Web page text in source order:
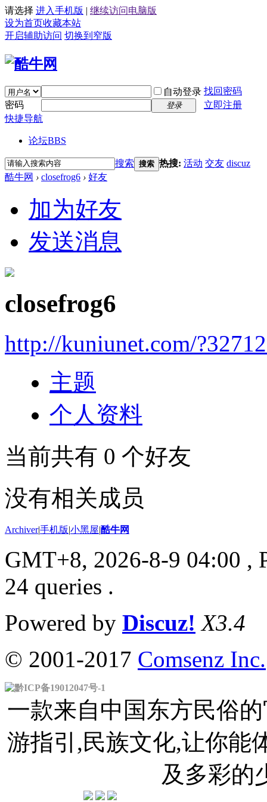
请选择 进入手机版 | 继续访问电脑版
设为首页收藏本站
开启辅助访问 切换到窄版
自动登录 找回密码
密码
登录
立即注册
快捷导航
论坛BBS
搜索 搜索 热搜: 活动 交友 discuz
酷牛网 › closefrog6 › 好友
加为好友
发送消息
closefrog6
http://kuniunet.com/
主题
个人资料
当前共有 0 个好友
没有相关成员
Archiver|手机版|小黑屋|酷牛网
GMT+8, 2026-8-9 04:00 ,
24 queries .
Powered by Discuz! X3.4
© 2001-2017 Comsenz Inc.
黔ICP备19012047号-1
一款来自中国东方民俗
游指引,民族文化,让你能
及多彩的